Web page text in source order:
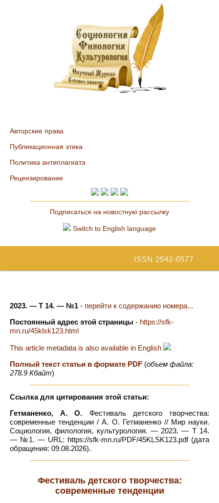
Авторские права
Публикационная этика
Политика антиплагиата
Рецензирование
Подписаться на новостную рассылку
Switch to English language
ISSN 2542-0577
2023. — Т 14. — №1 - перейти к содержанию номера...
Постоянный адрес этой страницы - https://sfk-
mn.ru/45klsk123.html
This article metadata is also available in English
Полный текст статьи в формате PDF (объем файла:
278.9 Кбайт)
Ссылка для цитирования этой статьи:
Гетманенко, А. О. Фестиваль детского творчества:
современные тенденции / А. О. Гетманенко // Мир науки.
Социология, филология, культурология. — 2023. — Т 14.
— №1. — URL: https://sfk-mn.ru/PDF/45KLSK123.pdf (дата
обращения: 09.08.2026).
Фестиваль детского творчества:
современные тенденции